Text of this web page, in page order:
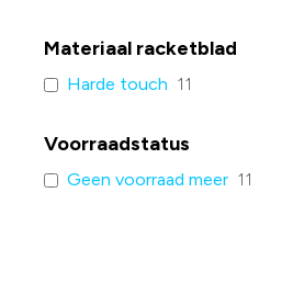
Materiaal racketblad
Harde touch 11
Voorraadstatus
Geen voorraad meer 11